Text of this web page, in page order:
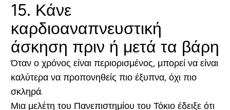
15. Κάνε
καρδιοαναπνευστική
άσκηση πριν ή μετά τα βάρη
Όταν ο χρόνος είναι περιορισμένος, μπορεί να είναι
καλύτερα να προπονηθείς πιο έξυπνα, όχι πιο
σκληρά.
Μια μελέτη του Πανεπιστημίου του Τόκιο έδειξε ότι